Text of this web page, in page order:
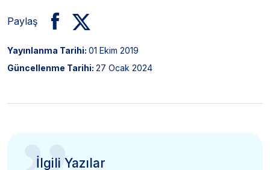
Paylaş
Yayınlanma Tarihi: 01 Ekim 2019
Güncellenme Tarihi: 27 Ocak 2024
İlgili Yazılar